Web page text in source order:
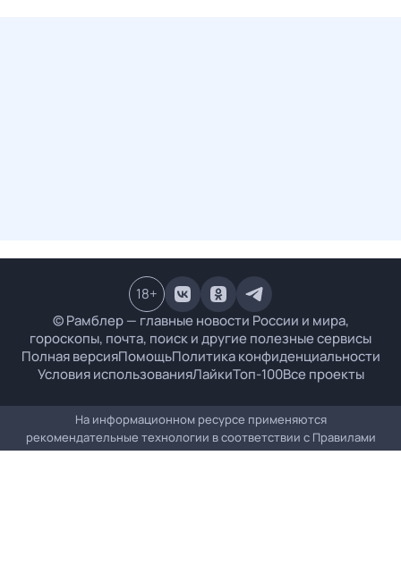
© Рамблер — главные новости России и мира,
гороскопы, почта, поиск и другие полезные сервисы
Полная версияПомощьПолитика конфиденциальности
Условия использованияЛайкиТоп-100Все проекты
18+
На информационном ресурсе применяются
рекомендательные технологии в соответствии с Правилами